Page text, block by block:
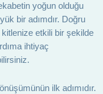
yoğun olduğu
bir adımdır. Doğru
etkili bir şekilde
ihtiyaç
ilk adımıdır.